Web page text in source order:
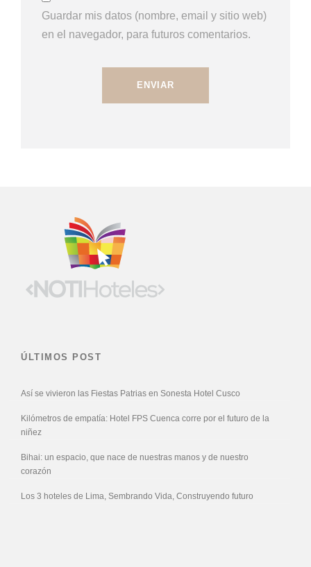
Guardar mis datos (nombre, email y sitio web)
en el navegador, para futuros comentarios.
ÚLTIMOS POST
Así se vivieron las Fiestas Patrias en Sonesta Hotel Cusco
Kilómetros de empatía: Hotel FPS Cuenca corre por el futuro de la
niñez
Bihai: un espacio, que nace de nuestras manos y de nuestro
corazón
Los 3 hoteles de Lima, Sembrando Vida, Construyendo futuro